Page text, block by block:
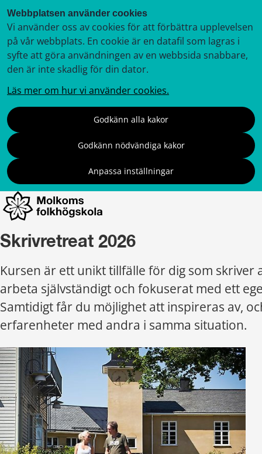
Webbplatsen använder cookies
Vi använder oss av cookies för att förbättra upplevelsen
på vår webbplats. En cookie är en datafil som lagras i
syfte att göra användningen av en webbsida snabbare,
den är inte skadlig för din dator.
Läs mer om hur vi använder cookies.
Godkänn alla kakor
Godkänn nödvändiga kakor
Anpassa inställningar
Skrivretreat 2026
Kursen är ett unikt tillfälle för dig som skriver
arbeta självständigt och fokuserat med ett
Samtidigt får du möjlighet att inspireras av,
erfarenheter med andra i samma situation.